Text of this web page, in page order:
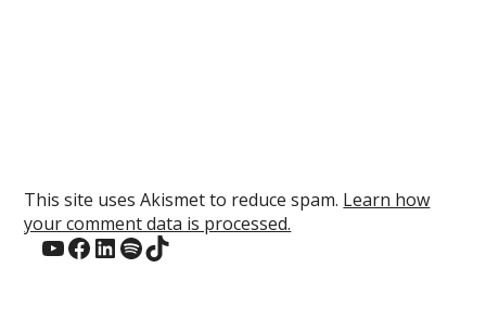
This site uses Akismet to reduce spam. Learn how
your comment data is processed.
YouTube
Facebook
LinkedIn
Spotify
TikTok